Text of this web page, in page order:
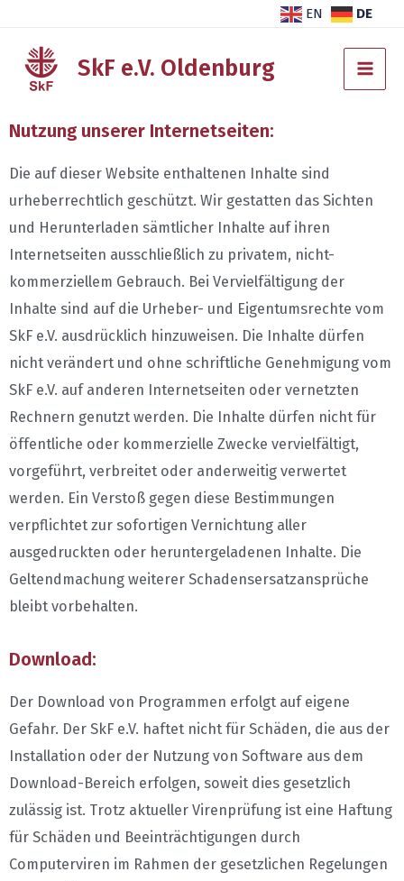
springen
EN DE
SkF e.V. Oldenburg
Main
Nutzung unserer Internetseiten:
Die auf dieser Website enthaltenen Inhalte sind
urheberrechtlich geschützt. Wir gestatten das Sichten
und Herunterladen sämtlicher Inhalte auf ihren
Internetseiten ausschließlich zu privatem, nicht-
kommerziellem Gebrauch. Bei Vervielfältigung der
Inhalte sind auf die Urheber- und Eigentumsrechte vom
SkF e.V. ausdrücklich hinzuweisen. Die Inhalte dürfen
nicht verändert und ohne schriftliche Genehmigung vom
SkF e.V. auf anderen Internetseiten oder vernetzten
Rechnern genutzt werden. Die Inhalte dürfen nicht für
öffentliche oder kommerzielle Zwecke vervielfältigt,
vorgeführt, verbreitet oder anderweitig verwertet
werden. Ein Verstoß gegen diese Bestimmungen
verpflichtet zur sofortigen Vernichtung aller
ausgedruckten oder heruntergeladenen Inhalte. Die
Geltendmachung weiterer Schadensersatzansprüche
bleibt vorbehalten.
Download:
Der Download von Programmen erfolgt auf eigene
Gefahr. Der SkF e.V. haftet nicht für Schäden, die aus der
Installation oder der Nutzung von Software aus dem
Download-Bereich erfolgen, soweit dies gesetzlich
zulässig ist. Trotz aktueller Virenprüfung ist eine Haftung
für Schäden und Beeinträchtigungen durch
Computerviren im Rahmen der gesetzlichen Regelungen